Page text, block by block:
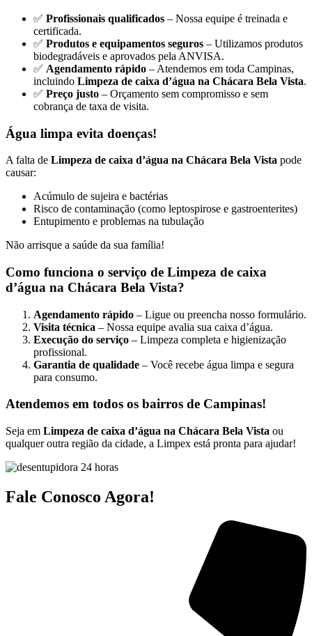
✅ Profissionais qualificados – Nossa equipe é treinada e
certificada.
✅ Produtos e equipamentos seguros – Utilizamos produtos
biodegradáveis e aprovados pela ANVISA.
✅ Agendamento rápido – Atendemos em toda Campinas,
incluindo Limpeza de caixa d’água na Chácara Bela Vista.
✅ Preço justo – Orçamento sem compromisso e sem
cobrança de taxa de visita.
Água limpa evita doenças!
A falta de Limpeza de caixa d’água na Chácara Bela Vista pode
causar:
Acúmulo de sujeira e bactérias
Risco de contaminação (como leptospirose e gastroenterites)
Entupimento e problemas na tubulação
Não arrisque a saúde da sua família!
Como funciona o serviço de Limpeza de caixa
d’água na Chácara Bela Vista?
Agendamento rápido – Ligue ou preencha nosso formulário.
Visita técnica – Nossa equipe avalia sua caixa d’água.
Execução do serviço – Limpeza completa e higienização
profissional.
Garantia de qualidade – Você recebe água limpa e segura
para consumo.
Atendemos em todos os bairros de Campinas!
Seja em Limpeza de caixa d’água na Chácara Bela Vista ou
qualquer outra região da cidade, a Limpex está pronta para ajudar!
Fale Conosco Agora!